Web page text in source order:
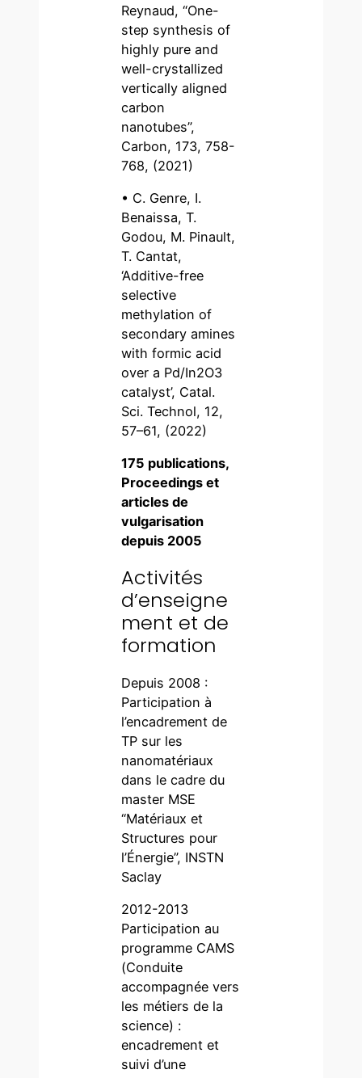
Reynaud, “One-
step synthesis of
highly pure and
well-crystallized
vertically aligned
carbon
nanotubes”,
Carbon, 173, 758-
768, (2021)
• C. Genre, I.
Benaissa, T.
Godou, M. Pinault,
T. Cantat,
‘Additive-free
selective
methylation of
secondary amines
with formic acid
over a Pd/In2O3
catalyst’, Catal.
Sci. Technol, 12,
57–61, (2022)
175 publications,
Proceedings et
articles de
vulgarisation
depuis 2005
Activités
d’enseigne
ment et de
formation
Depuis 2008 :
Participation à
l’encadrement de
TP sur les
nanomatériaux
dans le cadre du
master MSE
“Matériaux et
Structures pour
l’Énergie”, INSTN
Saclay
2012-2013
Participation au
programme CAMS
(Conduite
accompagnée vers
les métiers de la
science) :
encadrement et
suivi d’une